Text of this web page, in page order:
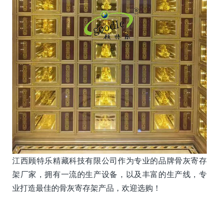
江西顾特乐精藏科技有限公司作为专业的品牌骨灰寄存
架厂家，拥有一流的生产设备，以及丰富的生产线，专
业打造最佳的骨灰寄存架产品，欢迎选购！